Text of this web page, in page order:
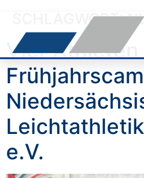
SCHLAGWORT:
Vier Athleten
e.V.